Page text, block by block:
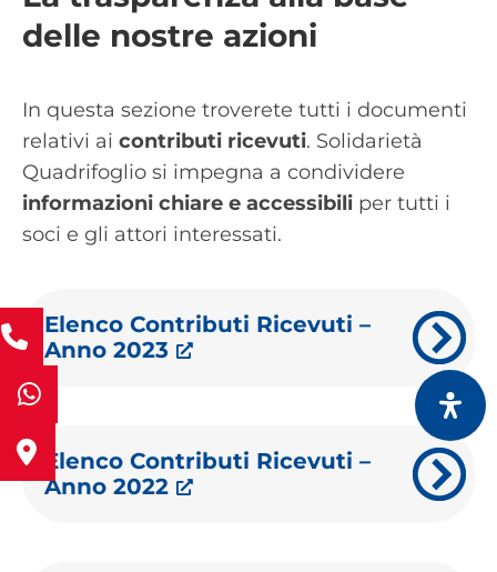
delle nostre azioni
In questa sezione troverete tutti i documenti
relativi ai contributi ricevuti. Solidarietà
Quadrifoglio si impegna a condividere
informazioni chiare e accessibili per tutti i
soci e gli attori interessati.
Elenco Contributi Ricevuti –
Anno 2023
Elenco Contributi Ricevuti –
Anno 2022